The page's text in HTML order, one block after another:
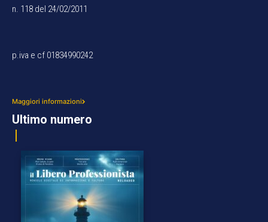
n. 118 del 24/02/2011
p.iva e cf 01834990242
Maggiori informazioni
Ultimo numero